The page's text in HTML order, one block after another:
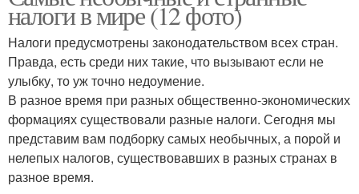
Налог на сожительство
Налог на социальные
Налог на выезд Налог на бороду
налоги в мире (12 фото)
Налоги предусмотрены законодательством всех стран.
Правда, есть среди них такие, что вызывают если не
улыбку, то уж точно недоумение.
В разное время при разных общественно-экономических
формациях существовали разные налоги. Сегодня мы
представим вам подборку самых необычных, а порой и
нелепых налогов, существовавших в разных странах в
разное время.